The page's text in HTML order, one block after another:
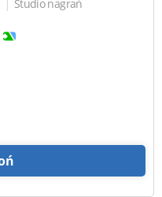
| Studio nagrań